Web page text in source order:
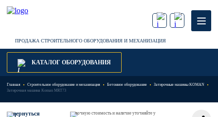
ПРОДАЖА СТРОИТЕЛЬНОГО ОБОРУДОВАНИЯ И МЕХАНИЗАЦИЯ
КАТАЛОГ ОБОРУДОВАНИЯ
Главная Строительное оборудование и механизация Бетонное оборудование
Затирочные машины KOMAN
Затирочная машина Koman MRT73
вернуться
точную стоимость и наличие уточняйте у